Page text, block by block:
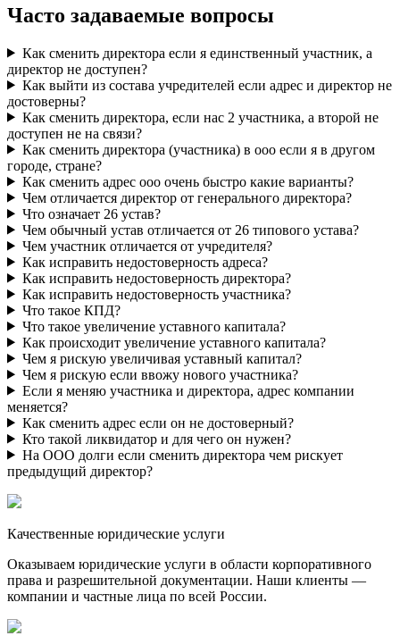
Часто задаваемые вопросы
Как сменить директора если я единственный участник, а
директор не доступен?
Как выйти из состава учредителей если адрес и директор не
достоверны?
Как сменить директора, если нас 2 участника, а второй не
доступен не на связи?
Как сменить директора (участника) в ооо если я в другом
городе, стране?
Как сменить адрес ооо очень быстро какие варианты?
Чем отличается директор от генерального директора?
Что означает 26 устав?
Чем обычный устав отличается от 26 типового устава?
Чем участник отличается от учредителя?
Как исправить недостоверность адреса?
Как исправить недостоверность директора?
Как исправить недостоверность участника?
Что такое КПД?
Что такое увеличение уставного капитала?
Как происходит увеличение уставного капитала?
Чем я рискую увеличивая уставный капитал?
Чем я рискую если ввожу нового участника?
Если я меняю участника и директора, адрес компании
меняется?
Как сменить адрес если он не достоверный?
Кто такой ликвидатор и для чего он нужен?
На ООО долги если сменить директора чем рискует
предыдущий директор?
Качественные юридические услуги
Оказываем юридические услуги в области корпоративного
права и разрешительной документации. Наши клиенты —
компании и частные лица по всей России.